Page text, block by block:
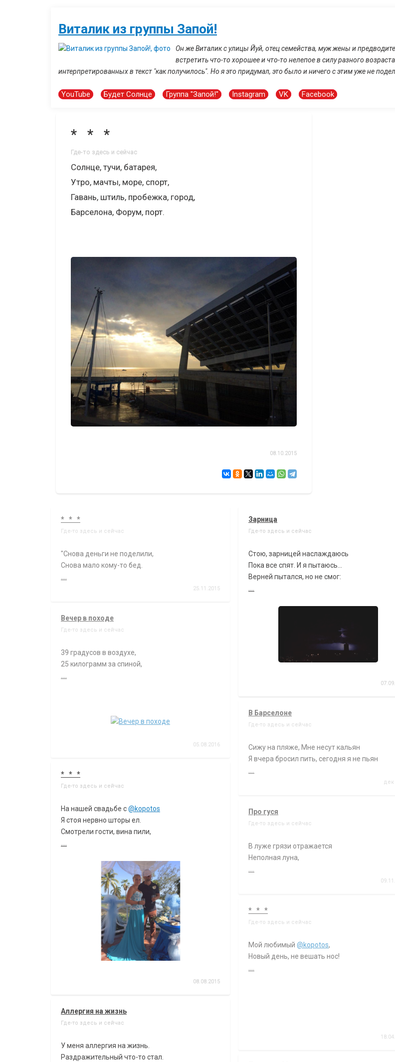
Виталик из группы Запой!
Он же Виталик с улицы Йуй, отец семейства, муж жены и
встретить что-то хорошее и что-то нелепое в силу разного
интерпретированных в текст "как получилось". Но я это придумал, это было и ничего с этим уже не
YouTube Будет Солнце Группа "Запой!" Instagram VK Facebook
* * *
Где-то здесь и сейчас
Солнце, тучи, батарея,
Утро, мачты, море, спорт,
Гавань, штиль, пробежка, город,
Барселона, Форум, порт.
08.10.2015
* * *
Где-то здесь и сейчас
"Снова деньги не поделили,
Снова мало кому-то бед.
25.11.2015
Зарница
Где-то здесь и сейчас
Стою, зарницей наслаждаюсь
Пока все спят. И я пытаюсь...
Верней пытался, но не смог:
Вечер в походе
Где-то здесь и сейчас
39 градусов в воздухе,
25 килограмм за спиной,
05.08.2016
В Барселоне
Где-то здесь и сейчас
Сижу на пляже, Мне несут кальян
Я вчера бросил пить, сегодня я не пьян
дек
* * *
Где-то здесь и сейчас
На нашей свадьбе с@kopotos
Я стоя нервно шторы ел.
Смотрели гости, вина пили,
08.08.2015
Про гуся
Где-то здесь и сейчас
В луже грязи отражается
Неполная луна,
* * *
Где-то здесь и сейчас
Мой любимый @kopotos,
Новый день, не вешать нос!
Аллергия на жизнь
Где-то здесь и сейчас
У меня аллергия на жизнь.
Раздражительный что-то стал.